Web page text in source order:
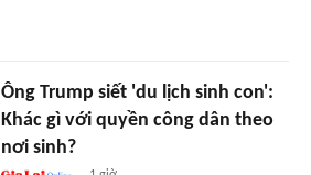
Ông Trump siết 'du lịch sinh con':
Khác gì với quyền công dân theo
nơi sinh?